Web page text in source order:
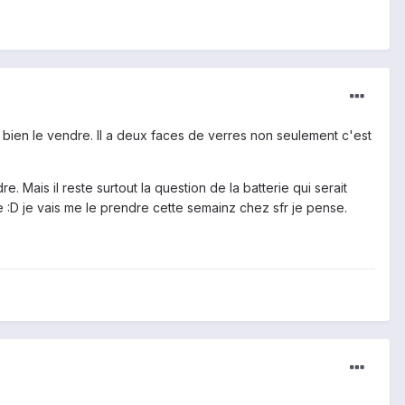
le vendre. Il a deux faces de verres non seulement c'est
Mais il reste surtout la question de la batterie qui serait
je vais me le prendre cette semainz chez sfr je pense.